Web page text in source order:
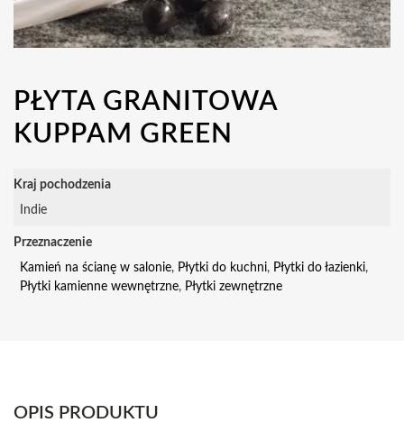
PŁYTA GRANITOWA
KUPPAM GREEN
Kraj pochodzenia
Indie
Przeznaczenie
Kamień na ścianę w salonie, Płytki do kuchni, Płytki do łazienki,
Płytki kamienne wewnętrzne, Płytki zewnętrzne
OPIS PRODUKTU